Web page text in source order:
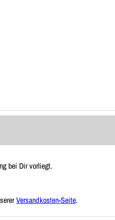
bei Dir vorliegt.
Versandkosten-Seite.